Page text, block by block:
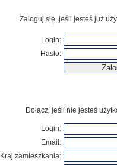
Zaloguj się, jeśli jesteś już
Login:
Hasło:
Dołącz, jeśli nie jesteś
Login:
Email:
Kraj zamieszkania: